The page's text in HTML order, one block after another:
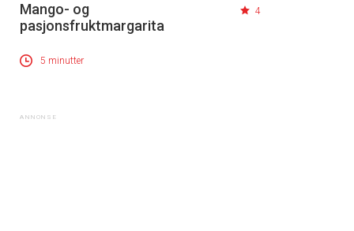
Mango- og
pasjonsfruktmargarita
4
5 minutter